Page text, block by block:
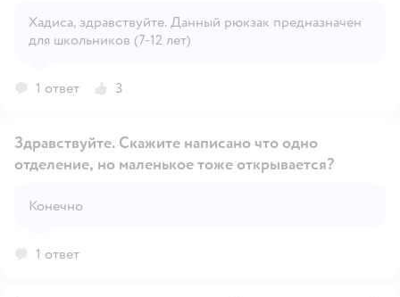
Хадиса, здравствуйте. Данный рюкзак предназначен
для школьников (7-12 лет)
1 ответ 3
Здравствуйте. Скажите написано что одно
отделение, но маленькое тоже открывается?
Конечно
1 ответ